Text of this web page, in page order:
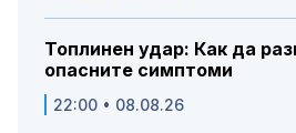
Топлинен удар: Как да
опасните симптоми
22:00 • 08.08.26